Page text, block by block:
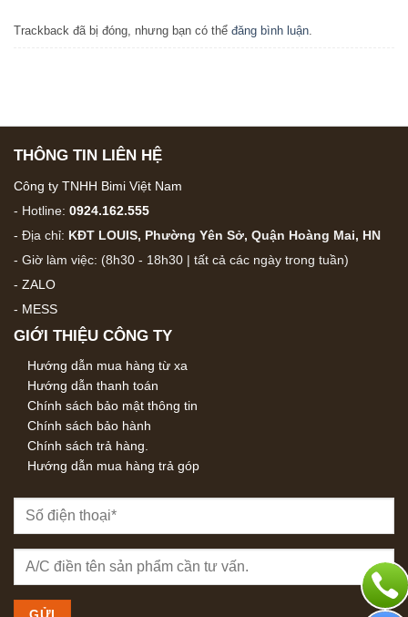
Trackback đã bị đóng, nhưng bạn có thể đăng bình luận.
THÔNG TIN LIÊN HỆ
Công ty TNHH Bimi Việt Nam
- Hotline: 0924.162.555
- Địa chỉ: KĐT LOUIS, Phường Yên Sở, Quận Hoàng Mai, HN
- Giờ làm việc: (8h30 - 18h30 | tất cả các ngày trong tuần)
- ZALO
- MESS
GIỚI THIỆU CÔNG TY
Hướng dẫn mua hàng từ xa
Hướng dẫn thanh toán
Chính sách bảo mật thông tin
Chính sách bảo hành
Chính sách trả hàng.
Hướng dẫn mua hàng trả góp